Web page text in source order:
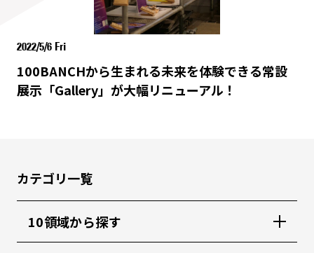
2022/5/6 Fri
100BANCHから生まれる未来を体験できる常設
展示「Gallery」が大幅リニューアル！
カテゴリ一覧
10領域から探す